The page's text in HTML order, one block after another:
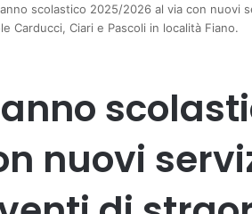
scolastico 2025/2026 al via con nuovi
Carducci, Ciari e Pascoli in località Fiano.
nuovi